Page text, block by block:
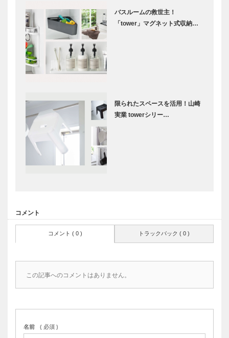
バスルームの救世主！
「tower」マグネット式収納…
限られたスペースを活用！山崎
実業 towerシリー…
コメント
コメント ( 0 ) トラックバック ( 0 )
この記事へのコメントはありません。
名前 ( 必須 )